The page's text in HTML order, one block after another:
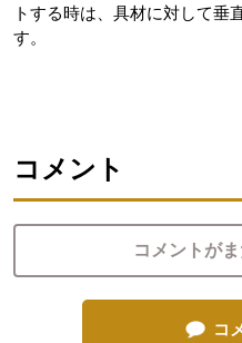
トする時は、具材に対して垂
す。
コメント
コメントがま
コ